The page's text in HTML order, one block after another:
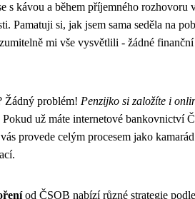
s kávou a během příjemného rozhovoru
Pamatuji si, jak jsem sama seděla na
mi vše vysvětlili - žádné
Žádný problém! Penzijko si založíte i
už máte internetové bankovnictví
provede celým procesem jako
od ČSOB nabízí různé strategie